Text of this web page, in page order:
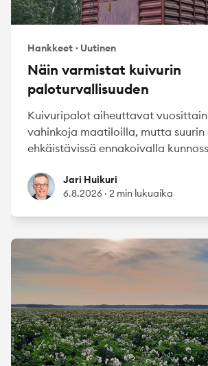
Hankkeet · Uutinen
Näin varmistat kuivurin
paloturvallisuuden
Kuivuripalot aiheuttavat
vahinkoja maatiloilla, mutta suurin
ehkäistävissä ennakoivalla
Jari HuikuriJari Huikuri
6.8.2026 · 2 min lukuaika